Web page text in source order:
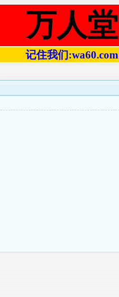
万人堂
记住我们:wa60.com